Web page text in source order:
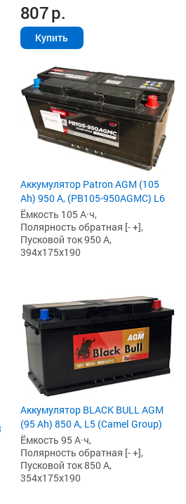
807р.
Купить
Аккумулятор Patron AGM (105
Ah) 950 А, (PB105-950AGMC) L6
Ёмкость 105 А·ч,
Полярность обратная [- +],
Пусковой ток 950 А,
394x175x190
Аккумулятор BLACK BULL AGM
(95 Ah) 850 А, L5 (Camel Group)
Ёмкость 95 А·ч,
Полярность обратная [- +],
Пусковой ток 850 А,
354x175x190